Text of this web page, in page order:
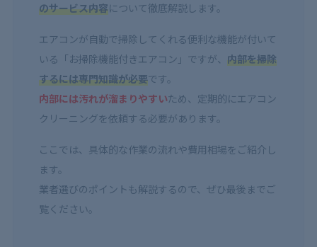
のサービス内容について徹底解説します。
エアコンが自動で掃除してくれる便利な機能が付いて
いる「お掃除機能付きエアコン」ですが、 内部を掃除
するには専門知識が必要です。
内部には汚れが溜まりやすいため、定期的にエアコン
クリーニングを依頼する必要があります。
ここでは、具体的な作業の流れや費用相場をご紹介し
ます。
業者選びのポイントも解説するので、ぜひ最後までご
覧ください。